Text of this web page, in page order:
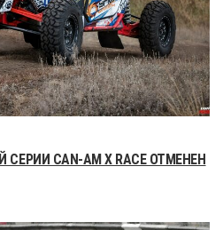
CAN-AM X RACE ОТМЕНЕН